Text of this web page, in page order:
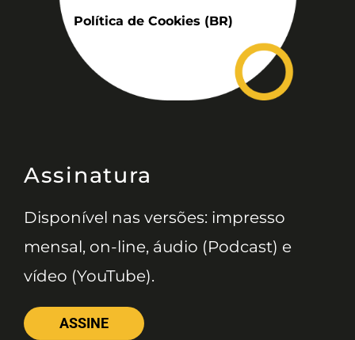
Política de Cookies (BR)
Assinatura
Disponível nas versões: impresso
mensal, on-line, áudio (Podcast) e
vídeo (YouTube).
ASSINE